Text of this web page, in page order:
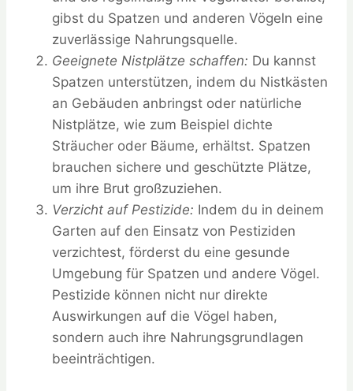
gibst du Spatzen und anderen Vögeln eine
zuverlässige Nahrungsquelle.
Geeignete Nistplätze schaffen: Du kannst
Spatzen unterstützen, indem du Nistkästen
an Gebäuden anbringst oder natürliche
Nistplätze, wie zum Beispiel dichte
Sträucher oder Bäume, erhältst. Spatzen
brauchen sichere und geschützte Plätze,
um ihre Brut großzuziehen.
Verzicht auf Pestizide: Indem du in deinem
Garten auf den Einsatz von Pestiziden
verzichtest, förderst du eine gesunde
Umgebung für Spatzen und andere Vögel.
Pestizide können nicht nur direkte
Auswirkungen auf die Vögel haben,
sondern auch ihre Nahrungsgrundlagen
beeinträchtigen.